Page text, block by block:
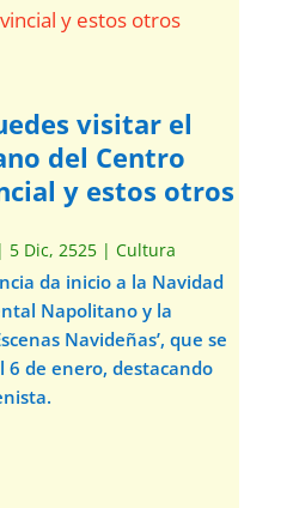
visitar el
del Centro
y estos otros
| 5 Dic, 2525| Cultura
da inicio a la Navidad
Napolitano y la
Navideñas’, que se
de enero, destacando